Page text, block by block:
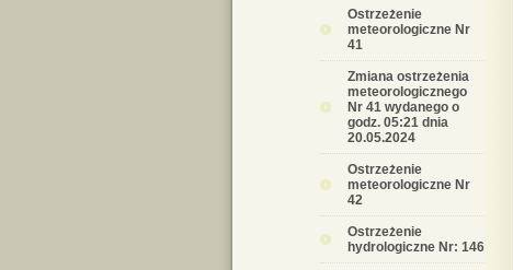
Ostrzeżenie
meteorologiczne Nr
41
Zmiana ostrzeżenia
meteorologicznego
Nr 41 wydanego o
godz. 05:21 dnia
20.05.2024
Ostrzeżenie
meteorologiczne Nr
42
Ostrzeżenie
hydrologiczne Nr: 146